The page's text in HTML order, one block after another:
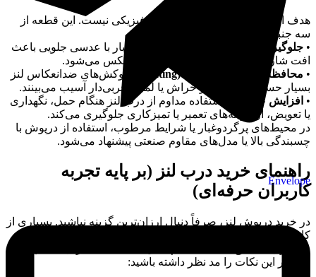
هدف اصلی درب لنز فقط محافظت فیزیکی نیست. این قطعه از
سه جنبه اهمیت دارد:
• جلوگیری از نفوذ آلودگی
: تماس گرد و غبار با عدسی جلویی باعث
افت شارپنس و بازتاب‌های ناخواسته در عکس می‌شود.
• محافظت از پوشش اپتیکی (Coating)
: روکش‌های ضدانعکاس لنز
بسیار حساس‌اند و در اثر خراش یا لمس چربی‌دار آسیب می‌بینند.
• افزایش عمر لنز
: استفاده مداوم از درب لنز هنگام حمل، نگهداری
یا تعویض، از هزینه‌های تعمیر یا تمیزکاری جلوگیری می‌کند.
در محیط‌های پرگردوغبار یا شرایط مرطوب، استفاده از درپوش با
چسبندگی بالا یا مدل‌های مقاوم صنعتی پیشنهاد می‌شود.
راهنمای خرید درب لنز (بر پایه تجربه
کاربران حرفه‌ای)
در خرید درپوش لنز، صرفاً دنبال ارزان‌ترین گزینه نباشید. بسیاری از
کاربران تازه‌کار پس از چند هفته متوجه می‌شوند که درب
خریداری‌شده لق است یا هنگام حمل افتاده است. برای انتخاب
دقیق‌تر این نکات را مد نظر داشته باشید:
Envelope